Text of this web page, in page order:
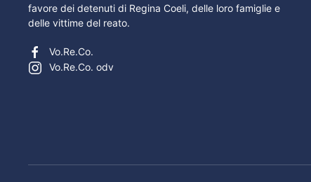
favore dei detenuti di Regina Coeli, delle loro famiglie e
delle vittime del reato.
Vo.Re.Co.
Vo.Re.Co. odv